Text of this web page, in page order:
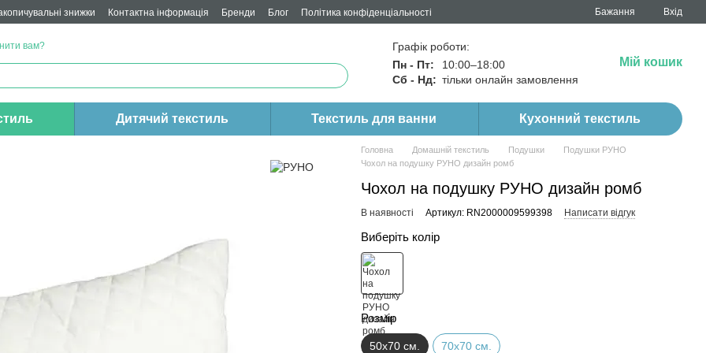
знижки Контактна інформація Бренди Блог
Політика конфіденціальності
Бажання Вхід
вам?
Графік роботи:
Пн - Пт:
10:00–18:00
Сб - Нд: тільки онлайн замовлення
Мій кошик
Дитячий текстиль Текстиль для ванни Кухонний текстиль
Головна Домашній текстиль Подушки
Подушки РУНО
Чохол на подушку РУНО дизайн ромб
Чохол на подушку РУНО дизайн ромб
В наявності Артикул: RN2000009599398 Написати відгук
Виберіть колір
Розмір
50х70 см. 70х70 см.